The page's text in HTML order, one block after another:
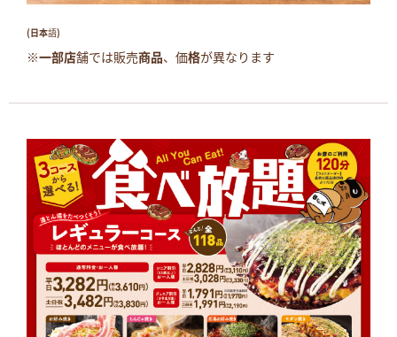
(日本語)
※一部店舗では販売商品、価格が異なります